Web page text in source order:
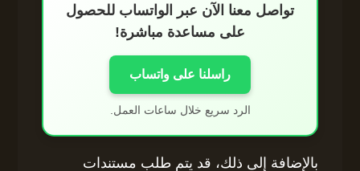
تواصل معنا الآن عبر الواتساب للحصول
على مساعدة مباشرة!
راسلنا على واتساب
الرد سريع خلال ساعات العمل.
بالإضافة إلى ذلك، قد يتم طلب مستندات